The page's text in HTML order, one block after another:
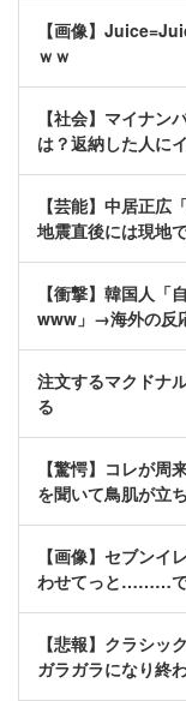
【画像】
ｗｗ
【社会】マイナン
は？返納した人に
【芸能】中居正
地震直後には現地
【衝撃】韓国人「
www」→海外の反
注文するマクドナ
る
【驚愕】コレが周
を聞いて鳥肌が立
【画像】セブンイ
わせてっと………で
【悲報】クラシッ
ガラガラになり終